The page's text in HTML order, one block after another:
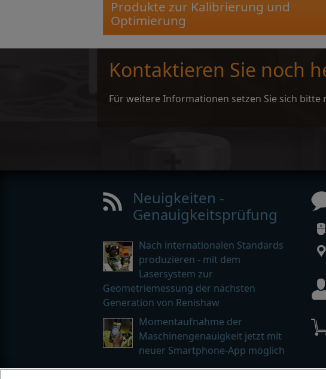
Produkte zur Kalibrierung und
Optimierung
Kontaktieren Sie noch
Für weitere Informationen setzen Sie sich
Neuigkeiten -
Genauigkeitsprüfung
Nach internationalen Standards
produzieren - mit dem
Lasersystem zur
Geometriemessung der nächsten
Generation von Renishaw
Momentaufnahme der
Maschinengenauigkeit jetzt mit
neuer Smartphone-App möglich